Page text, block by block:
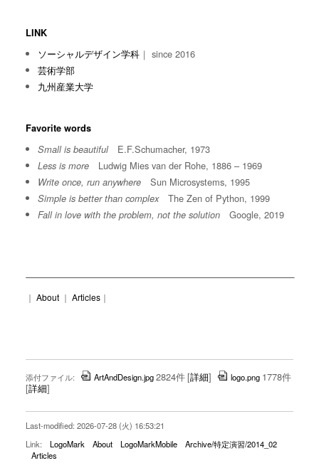
LINK
ソーシャルデザイン学科 ｜ since 2016
芸術学部
九州産業大学
Favorite words
Small is beautifulE.F.Schumacher, 1973
Less is more Ludwig Mies van der Rohe, 1886 – 1969
Write once, run anywhere Sun Microsystems, 1995
Simple is better than complexThe Zen of Python, 1999
Fall in love with the problem, not the solution Google, 2019
｜ About｜ Articles｜
添付ファイル: ArtAndDesign.jpg2824件[詳細] logo.png 1778件
[詳細]
Last-modified: 2026-07-28 (火) 16:53:21
Link:
LogoMark About LogoMarkMobile
Archive/特定演習/2014_02
Articles